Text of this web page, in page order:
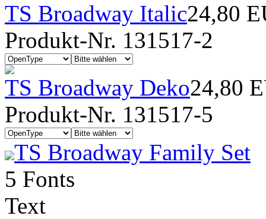
TS Broadway Italic24,80
Produkt-Nr. 131517-2
TS Broadway Deko24,80
Produkt-Nr. 131517-5
TS Broadway Family Set
5 Fonts
Text